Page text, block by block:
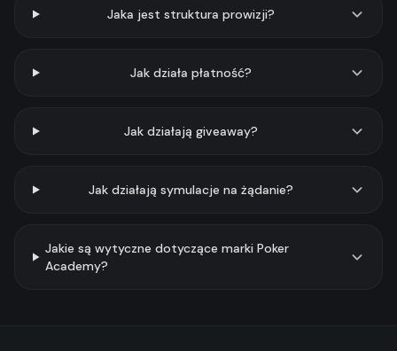
Jaka jest struktura prowizji?
Jak działa płatność?
Jak działają giveaway?
Jak działają symulacje na żądanie?
Jakie są wytyczne dotyczące marki Poker
Academy?